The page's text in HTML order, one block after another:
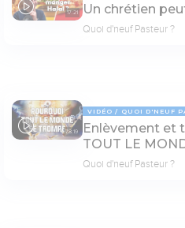
17:21 Un chrétien
Quoi d'neuf Pasteur ?
78:19
VIDÉO QUOI D'NEUF
Enlèvement et
TOUT LE
Quoi d'neuf Pasteur ?